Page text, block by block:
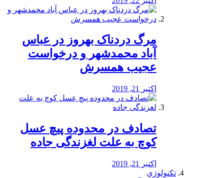
مرگ دردناک بهروز در عباس
آباد محمدشهر و درخواست
عجیب همسرش
اکتبر 21, 2019
تصادف در محدوده پیچ عسل
کوچ به علت لغزندگی جاده
اکتبر 21, 2019
تکنولوژی